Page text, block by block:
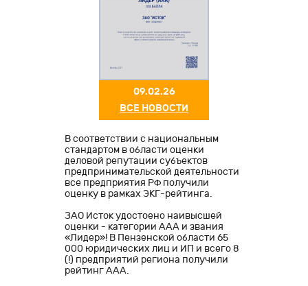
09.02.26
ВСЕ НОВОСТИ
В соответствии с национальным
стандартом в области оценки
деловой репутации субъектов
предпринимательской деятельности
все предприятия РФ получили
оценку в рамках ЭКГ-рейтинга.
ЗАО Исток удостоено наивысшей
оценки - категории ААА и звания
«Лидер»! В Пензенской области 65
000 юридических лиц и ИП и всего 8
(!) предприятий региона получили
рейтинг ААА.